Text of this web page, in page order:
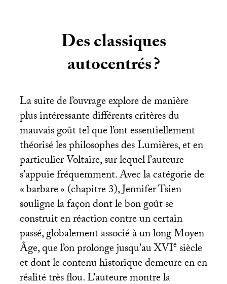
Des classiques
autocentrés?
La suite de l’ouvrage explore de manière
plus intéressante différents critères du
mauvais goût tel que l’ont essentiellement
théorisé les philosophes des Lumières, et en
particulier Voltaire, sur lequel l’auteure
s’appuie fréquemment. Avec la catégorie de
«barbare» (chapitre 3), Jennifer Tsien
souligne la façon dont le bon goût se
construit en réaction contre un certain
passé, globalement associé à un long Moyen
Âge, que l’on prolonge jusqu’auXVIesiècle
et dont le contenu historique demeure en en
réalité très flou. L’auteure montre la